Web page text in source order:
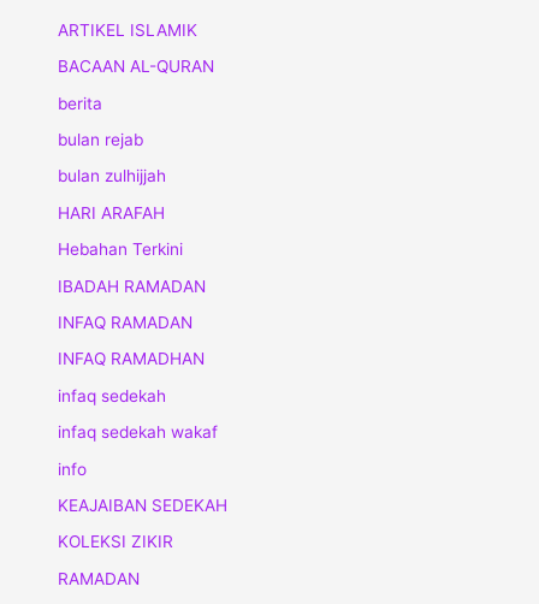
ARTIKEL ISLAMIK
BACAAN AL-QURAN
berita
bulan rejab
bulan zulhijjah
HARI ARAFAH
Hebahan Terkini
IBADAH RAMADAN
INFAQ RAMADAN
INFAQ RAMADHAN
infaq sedekah
infaq sedekah wakaf
info
KEAJAIBAN SEDEKAH
KOLEKSI ZIKIR
RAMADAN